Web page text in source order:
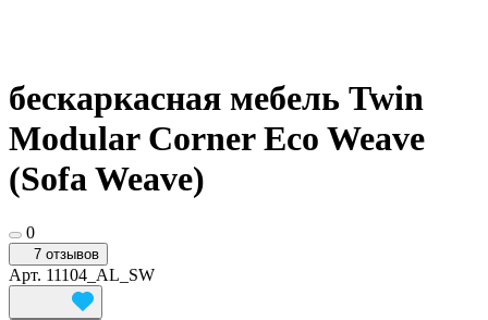
бескаркасная мебель Twin
Modular Corner Eco Weave
(Sofa Weave)
0
7 отзывов
Арт. 11104_AL_SW